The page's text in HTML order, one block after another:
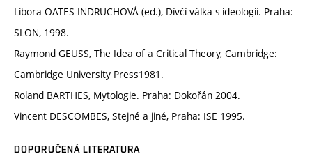
Libora OATES-INDRUCHOVÁ (ed.), Dívčí válka s ideologií. Praha:
SLON, 1998.
Raymond GEUSS, The Idea of a Critical Theory, Cambridge:
Cambridge University Press1981.
Roland BARTHES, Mytologie. Praha: Dokořán 2004.
Vincent DESCOMBES, Stejné a jiné, Praha: ISE 1995.
DOPORUČENÁ LITERATURA